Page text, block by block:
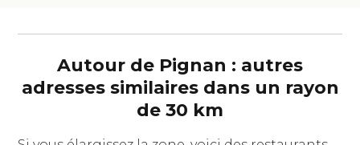
Autour de Pignan : autres
adresses similaires dans un rayon
de 30 km